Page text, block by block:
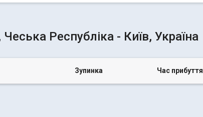
Чеська Республіка - Київ, Україна
Зупинка Час прибуття